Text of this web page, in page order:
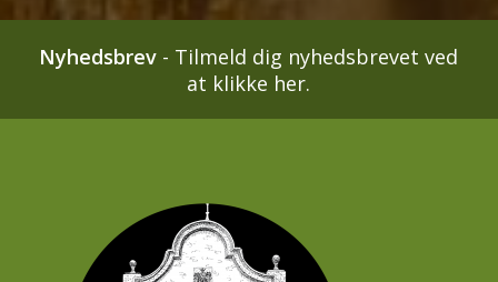
Nyhedsbrev - Tilmeld dig nyhedsbrevet ved
at klikke her.